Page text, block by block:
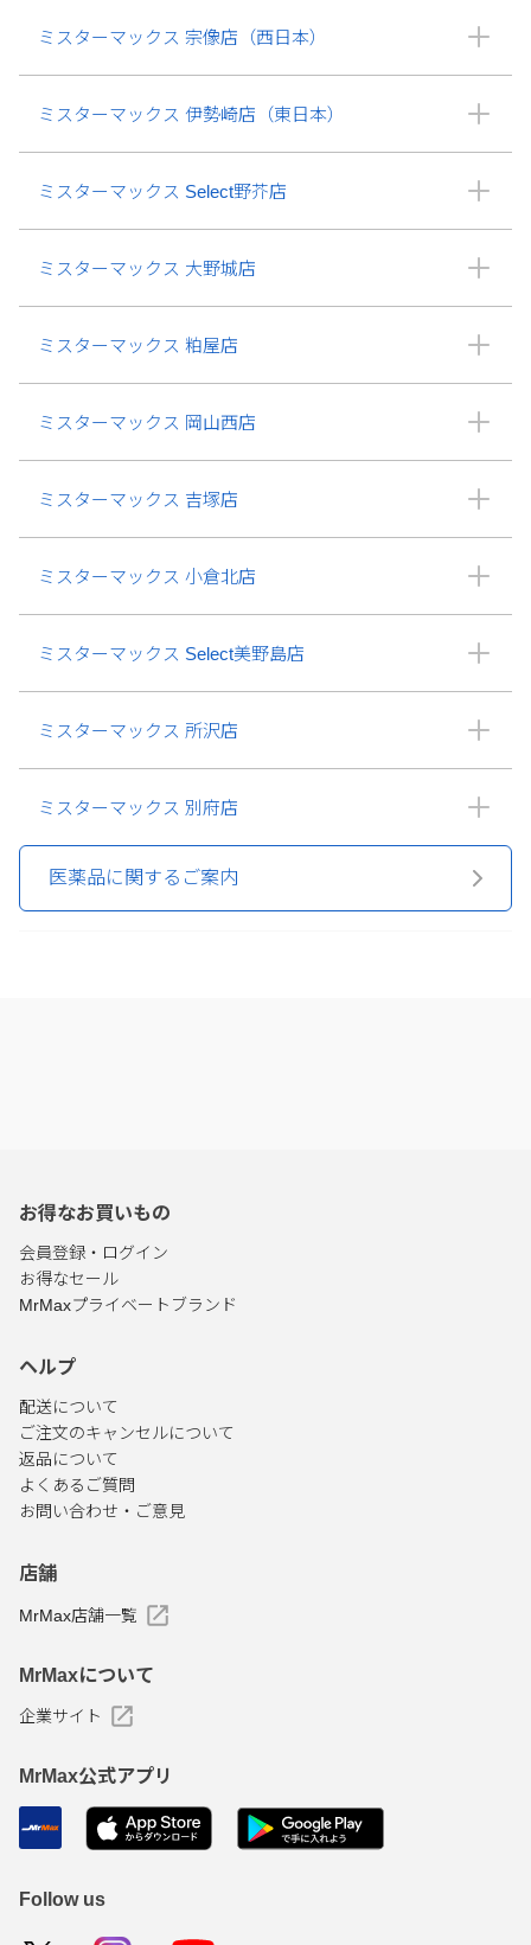
ミスターマックス 宗像店（西日本）
ミスターマックス 伊勢崎店（東日本）
ミスターマックス Select野芥店
ミスターマックス 大野城店
ミスターマックス 粕屋店
ミスターマックス 岡山西店
ミスターマックス 吉塚店
ミスターマックス 小倉北店
ミスターマックス Select美野島店
ミスターマックス 所沢店
ミスターマックス 別府店
医薬品に関するご案内
お得なお買いもの
会員登録・ログイン
お得なセール
MrMaxプライベートブランド
ヘルプ
配送について
ご注文のキャンセルについて
返品について
よくあるご質問
お問い合わせ・ご意見
店舗
MrMax店舗一覧
MrMaxについて
企業サイト
MrMax公式アプリ
Follow us